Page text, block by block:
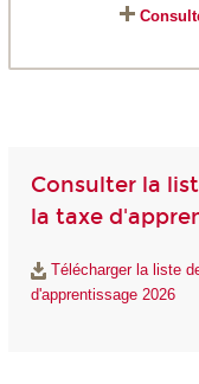
Consulter la
la taxe
Télécharger la liste
d'apprentissage 2026